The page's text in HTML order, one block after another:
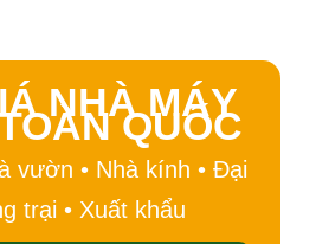
NHÀ MÁY
QUỐC
vườn • Nhà kính • Đại
trại • Xuất khẩu